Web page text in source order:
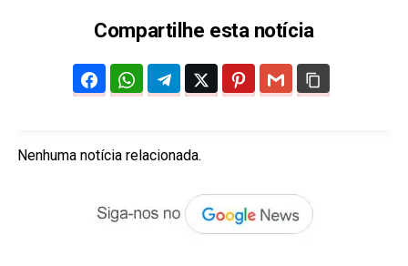
Compartilhe esta notícia
Nenhuma notícia relacionada.